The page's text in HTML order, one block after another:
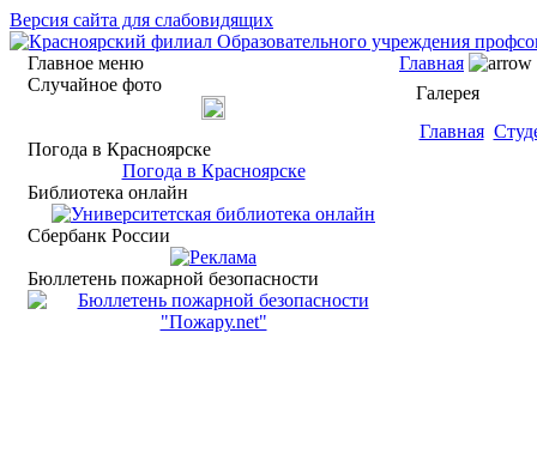
Версия сайта для слабовидящих
Главное меню
Случайное фото
Погода в Красноярске
Погода в Красноярске
Библиотека онлайн
Сбербанк России
Бюллетень пожарной безопасности
Главная
Галерея
Главная